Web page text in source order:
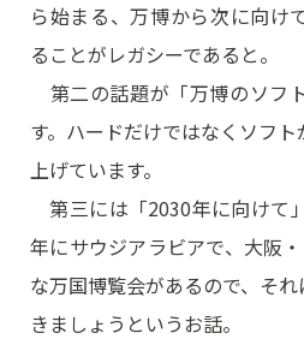
ら始まる、万博から次に向け
ることがレガシーであると。
第二の話題が「万博のソフ
す。ハードだけではなくソフ
上げています。
第三には「2030年に向けて
年にサウジアラビアで、大阪
な万国博覧会があるので、そ
きましょうというお話。